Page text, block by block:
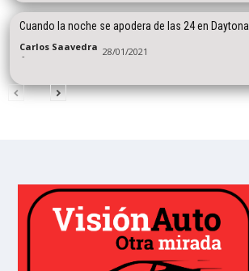
Cuando la noche se apodera de las 24 en Daytona
Carlos Saavedra
- 28/01/2021